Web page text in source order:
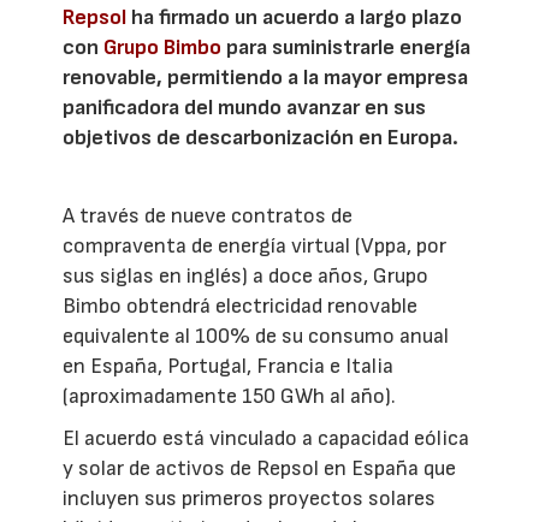
Repsol ha firmado un acuerdo a largo plazo
con Grupo Bimbo para suministrarle energía
renovable, permitiendo a la mayor empresa
panificadora del mundo avanzar en sus
objetivos de descarbonización en Europa.
A través de nueve contratos de
compraventa de energía virtual (Vppa, por
sus siglas en inglés) a doce años, Grupo
Bimbo obtendrá electricidad renovable
equivalente al 100% de su consumo anual
en España, Portugal, Francia e Italia
(aproximadamente 150 GWh al año).
El acuerdo está vinculado a capacidad eólica
y solar de activos de Repsol en España que
incluyen sus primeros proyectos solares